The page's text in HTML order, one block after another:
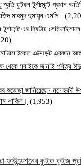
ফুটবল টুর্নামেন্টে প্রধান
মাহমুদ হুমায়ূন এমপি।
টুর্নামেন্ট এর দ্বিতীয়
মোটরসাইকেল এক্সিডেন্ট একজন
থেকে সবাইকে জানাই পবিত্র
শুভেচ্ছা জানিয়েছেন মনোহরদী
শাকিল। (1,953)
ফাউন্ডেশনের কুইক কুইজ